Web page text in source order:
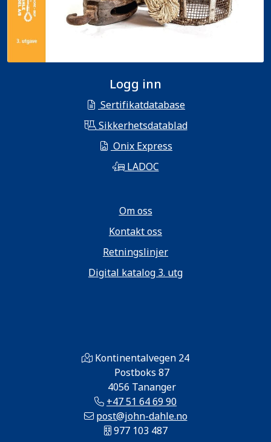
Logg inn
Sertifikatdatabase
Sikkerhetsdatablad
Onix Express
LADOC
Om oss
Kontakt oss
Retningslinjer
Digital katalog 3. utg
Kontinentalvegen 24
Postboks 87
4056 Tananger
+47 51 64 69 90
post@john-dahle.no
977 103 487